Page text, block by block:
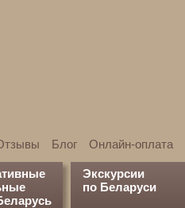
Блог Онлайн-оплата
Экскурсии
по Беларуси